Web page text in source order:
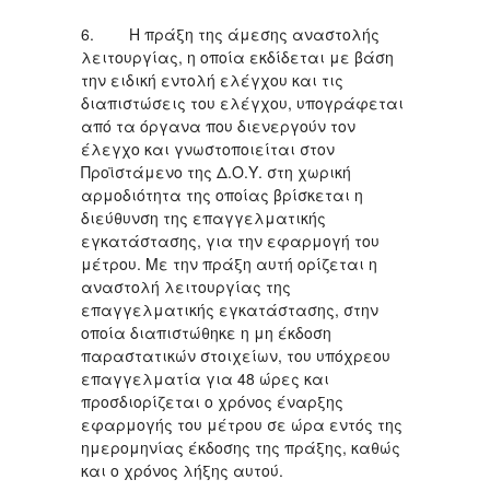
6. Η πράξη της άμεσης αναστολής
λειτουργίας, η οποία εκδίδεται με βάση
την ειδική εντολή ελέγχου και τις
διαπιστώσεις του ελέγχου, υπογράφεται
από τα όργανα που διενεργούν τον
έλεγχο και γνωστοποιείται στον
Προϊστάμενο της Δ.Ο.Υ. στη χωρική
αρμοδιότητα της οποίας βρίσκεται η
διεύθυνση της επαγγελματικής
εγκατάστασης, για την εφαρμογή του
μέτρου. Με την πράξη αυτή ορίζεται η
αναστολή λειτουργίας της
επαγγελματικής εγκατάστασης, στην
οποία διαπιστώθηκε η μη έκδοση
παραστατικών στοιχείων, του υπόχρεου
επαγγελματία για 48 ώρες και
προσδιορίζεται ο χρόνος έναρξης
εφαρμογής του μέτρου σε ώρα εντός της
ημερομηνίας έκδοσης της πράξης, καθώς
και ο χρόνος λήξης αυτού.